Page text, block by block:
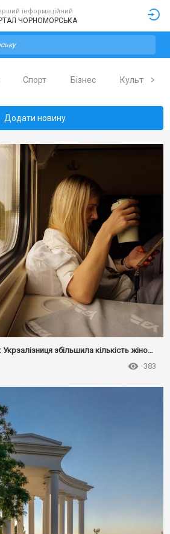
інформаційний
ЧОРНОМОРСЬКА
Спорт Бізнес Культура
Додати новину
Чорноморкам на замітку: Укрзалізниця збільшила кількість жіночіх купе
383